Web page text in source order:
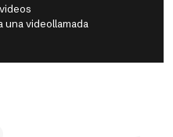
una videollamada